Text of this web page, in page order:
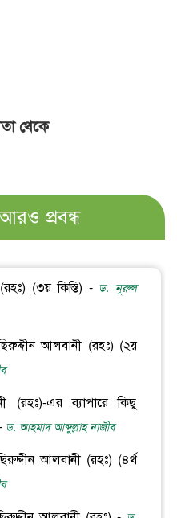
থেকে
প্রবন্ধ
(৩য় কিস্তি) - ড. নূরুল
আলবানী (রহঃ) (২য়
(রহঃ)-এর ব্যাপারে কিছু
ড. আহমাদ আব্দুল্লাহ নাজীব
আলবানী (রহঃ) (৪র্থ